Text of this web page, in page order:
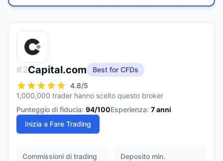
#2Capital.com
Best for CFDs
4.8/5
1,000,000 trader hanno scelto questo broker
Punteggio di fiducia: 94/100Esperienza: 7anni
Inizia a Fare Trading
Commissioni di trading
Deposito min.